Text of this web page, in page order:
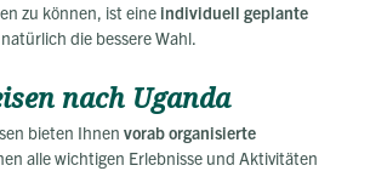
zu können, ist eineindividuell geplante
die bessere Wahl.
nach Uganda
bieten Ihnen vorab organisierte
alle wichtigen Erlebnisse und Aktivitäten